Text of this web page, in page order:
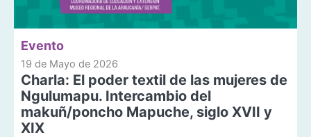
Evento
19 de Mayo de 2026
Charla: El poder textil de las mujeres de
Ngulumapu. Intercambio del
makuñ/poncho Mapuche, siglo XVII y
XIX